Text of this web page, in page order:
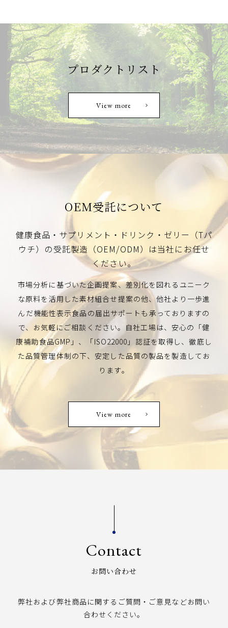
株式会社デピョン
MH2 Biochemical Co.,Ltd
LactoMason
世元化成株式会社
Rousselot(Darling Ingredients)
三菱商事
株式会社三協
アピ株式会社
Angel Yeast Co.,Ltd
Interfarm Inc.
Pos Ceramics Co.,Ltd
Geranti Pharmaceutical Ltd
竹内化成株式会社
新太平洋商事株式会社
プロダクトリスト
View more
OEM受託について
健康⾷品・サプリメント・ドリンク・ゼリー（Tパ
ウチ）の受託製造（OEM/ODM）は当社にお任せ
ください。
市場分析に基づいた企画提案、差別化を図れるユニーク
な原料を活⽤した素材組合せ提案の他、他社より⼀歩進
んだ機能性表⽰⾷品の届出サポートも承っておりますの
で、お気軽にご相談ください。⾃社⼯場は、安⼼の「健
康補助⾷品GMP」、
「ISO22000」認証を取得し、徹底し
た品質管理体制の下、安定した品質の製品を製造してお
ります。
View more
Contact
お問い合わせ
弊社および弊社商品に関するご質問・ご意見などお問い
合わせください。